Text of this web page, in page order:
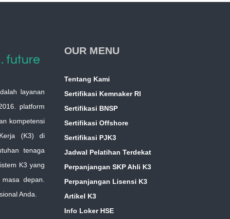
layanan
platform
kompetensi
(K3) di
tenaga
K3 yang
depan.
Anda.
OUR MENU
Tentang Kami
Sertifikasi Kemnaker RI
Sertifikasi BNSP
Sertifikasi Offshore
Sertifikasi PJK3
Jadwal Pelatihan Terdekat
Perpanjangan SKP Ahli K3
Perpanjangan Lisensi K3
Artikel K3
Info Loker HSE